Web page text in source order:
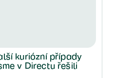
kuriózní případy
v Directu řešili